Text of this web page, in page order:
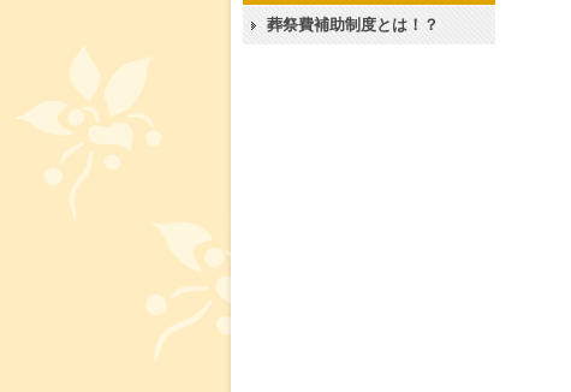
葬祭費補助制度とは！？